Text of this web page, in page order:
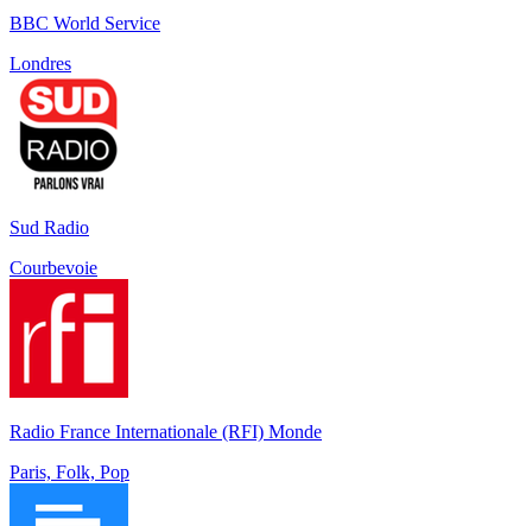
BBC World Service
Londres
Sud Radio
Courbevoie
Radio France Internationale (RFI) Monde
Paris, Folk, Pop